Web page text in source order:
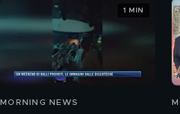
MORNING NEWS
1 MIN